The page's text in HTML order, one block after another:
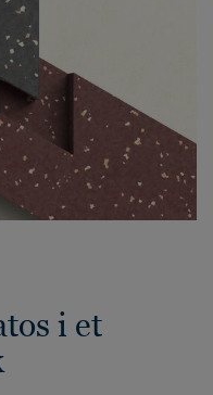
i et